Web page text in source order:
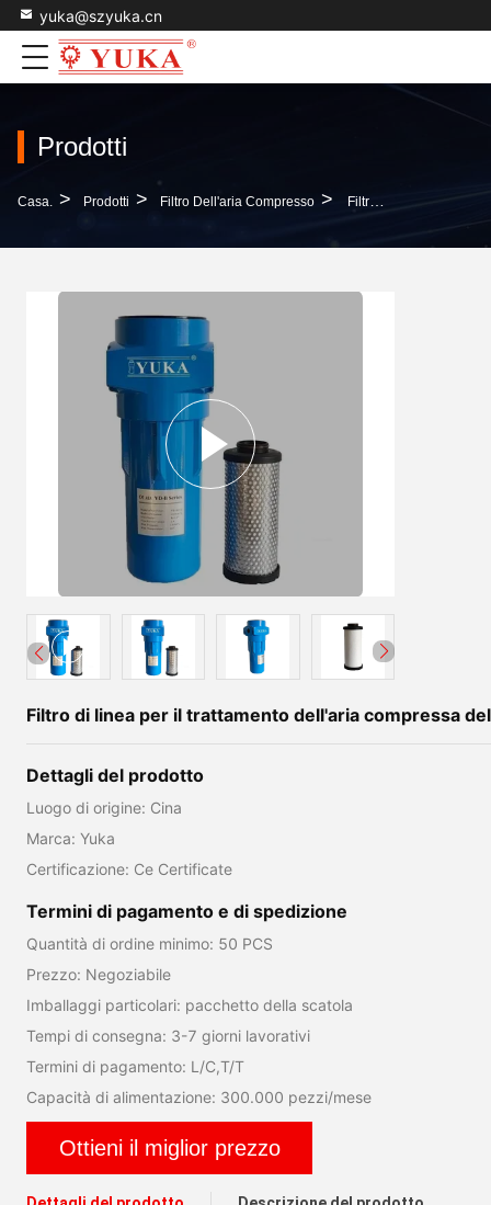
yuka@szyuka.cn
Prodotti
Casa. > Prodotti > Filtro Dell'aria Compresso > Filtro Di Linea Per Il Trattamento Dell'aria Compressa Del Compressore D'aria
Filtro di linea per il trattamento dell'aria compressa
Dettagli del prodotto
Luogo di origine: Cina
Marca: Yuka
Certificazione: Ce Certificate
Termini di pagamento e di spedizione
Quantità di ordine minimo: 50 PCS
Prezzo: Negoziabile
Imballaggi particolari: pacchetto della scatola
Tempi di consegna: 3-7 giorni lavorativi
Termini di pagamento: L/C,T/T
Capacità di alimentazione: 300.000 pezzi/mese
Ottieni il miglior prezzo